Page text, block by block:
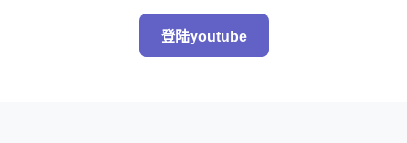
登陆youtube